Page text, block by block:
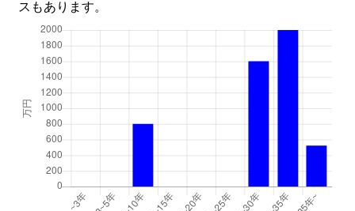
スもあります。